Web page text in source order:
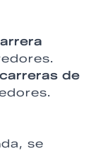
de
se